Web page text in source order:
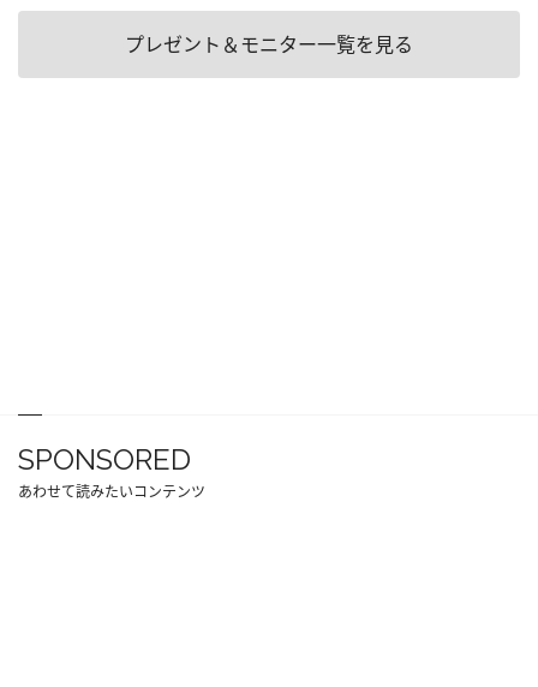
プレゼント＆モニター一覧を見る
SPONSORED
あわせて読みたいコンテンツ